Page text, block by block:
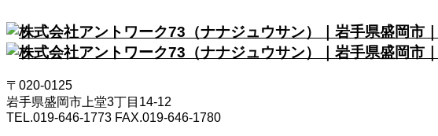
〒020-0125
岩手県盛岡市上堂3丁目14-12
TEL.019-646-1773 FAX.019-646-1780